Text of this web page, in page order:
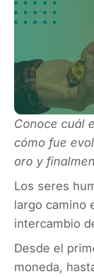
Conoce cuál
cómo fue
oro y
Los seres
largo camino
intercambio
Desde el
moneda,